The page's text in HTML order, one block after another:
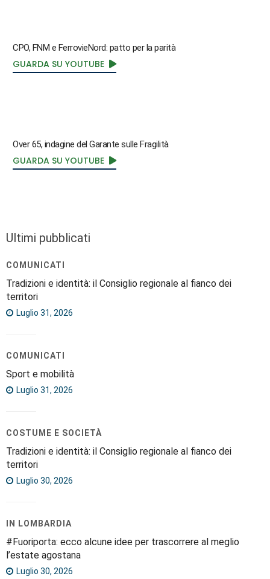
CPO, FNM e FerrovieNord: patto per la parità
GUARDA SU YOUTUBE
Over 65, indagine del Garante sulle Fragilità
GUARDA SU YOUTUBE
Ultimi pubblicati
COMUNICATI
Tradizioni e identità: il Consiglio regionale al fianco dei
territori
Luglio 31, 2026
COMUNICATI
Sport e mobilità
Luglio 31, 2026
COSTUME E SOCIETÀ
Tradizioni e identità: il Consiglio regionale al fianco dei
territori
Luglio 30, 2026
IN LOMBARDIA
#Fuoriporta: ecco alcune idee per trascorrere al meglio
l’estate agostana
Luglio 30, 2026